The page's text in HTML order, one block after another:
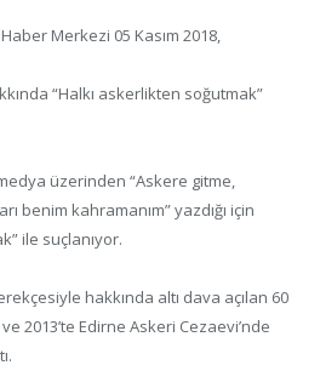
Merkezi 05 Kasım 2018,
“Halkı askerlikten soğutmak”
üzerinden “Askere gitme,
benim kahramanım” yazdığı için
ile suçlanıyor.
hakkında altı dava açılan 60
2013’te Edirne Askeri Cezaevi’nde